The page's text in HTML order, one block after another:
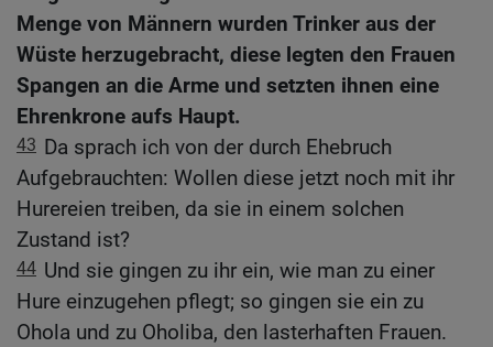
Menge von Männern wurden Trinker aus der
Wüste herzugebracht, diese legten den Frauen
Spangen an die Arme und setzten ihnen eine
Ehrenkrone aufs Haupt.
43 Da sprach ich von der durch Ehebruch
Aufgebrauchten: Wollen diese jetzt noch mit ihr
Hurereien treiben, da sie in einem solchen
Zustand ist?
44 Und sie gingen zu ihr ein, wie man zu einer
Hure einzugehen pflegt; so gingen sie ein zu
Ohola und zu Oholiba, den lasterhaften Frauen.